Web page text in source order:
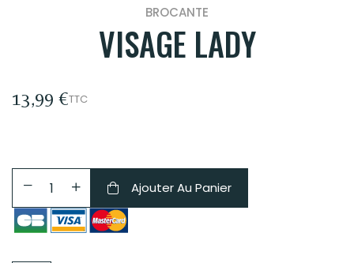
BROCANTE
VISAGE LADY
13,99 €TTC
Ajouter Au Panier